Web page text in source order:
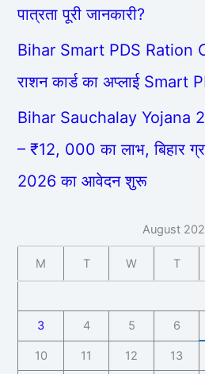
पात्रता पूरी जानकारी?
Bihar Smart PDS Ration
राशन कार्ड का अप्लाई Smart
Bihar Sauchalay Yojana
– ₹12, 000 का लाभ, बिहार
2026 का आवेदन शुरू
August
M T W T
3 4 5 6
10 11 12 13